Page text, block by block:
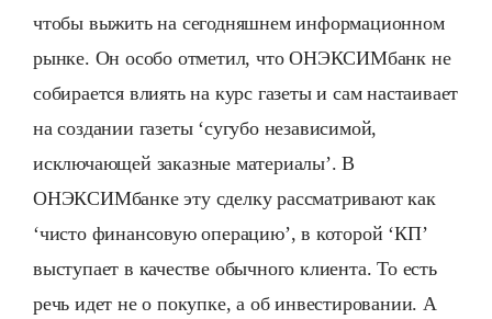
чтобы выжить на сегодняшнем информационном
рынке. Он особо отметил, что ОНЭКСИМбанк не
собирается влиять на курс газеты и сам настаивает
на создании газеты ‘сугубо независимой,
исключающей заказные материалы’. В
ОНЭКСИМбанке эту сделку рассматривают как
‘чисто финансовую операцию’, в которой ‘КП’
выступает в качестве обычного клиента. То есть
речь идет не о покупке, а об инвестировании. А